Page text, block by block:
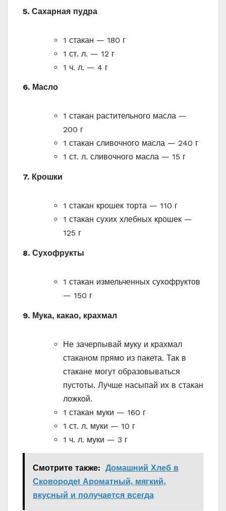
5. Сахарная пудра
1 стакан — 180 г
1 ст. л. — 12 г
1 ч. л. — 4 г
6. Масло
1 стакан растительного масла —
200 г
1 стакан сливочного масла — 240 г
1 ст. л. сливочного масла — 15 г
7. Крошки
1 стакан крошек торта — 110 г
1 стакан сухих хлебных крошек —
125 г
8. Сухофрукты
1 стакан измельченных сухофруктов
— 150 г
9. Мука, какао, крахмал
Не зачерпывай муку и крахмал
стаканом прямо из пакета. Так в
стакане могут образовываться
пустоты. Лучше насыпай их в стакан
ложкой.
1 стакан муки — 160 г
1 ст. л. муки — 10 г
1 ч. л. муки — 3 г
Смотрите также: Домашний Хлеб в
Сковороде! Ароматный, мягкий,
вкусный и получается всегда